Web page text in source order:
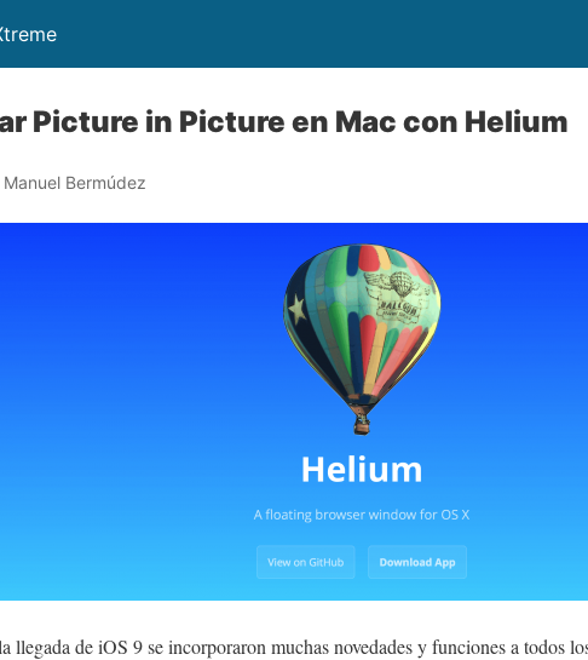
Picture in Picture en Mac con Helium
Manuel Bermúdez
llegada de iOS 9 se incorporaron muchas novedades y funciones a todos